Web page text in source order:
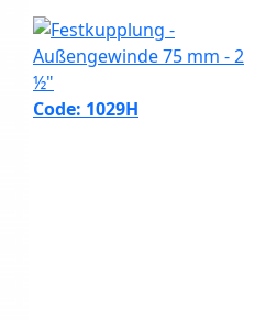
Code: 1029H